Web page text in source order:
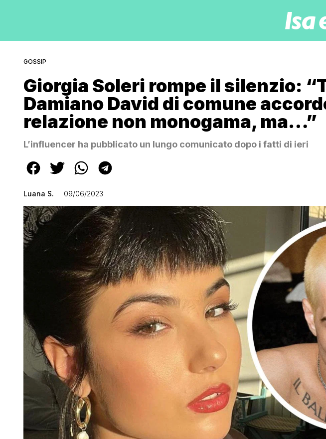
GOSSIP
Giorgia Soleri rompe il silenzio:
Damiano David di comune
relazione non monogama, ma…”
L’influencer ha pubblicato un lungo comunicato dopo i fatti di ieri
Luana S. 09/06/2023